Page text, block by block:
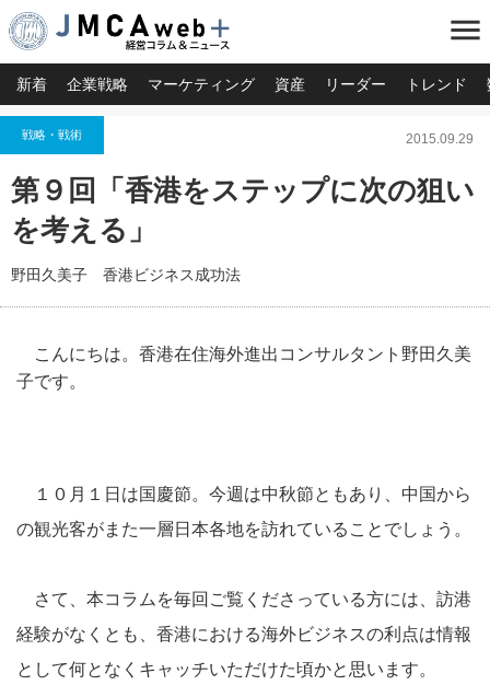
menu
新着 企業戦略 マーケティング 資産 リーダー トレンド
戦略・戦術 2015.09.29
第９回「香港をステップに次の狙い
を考える」
野田久美子 香港ビジネス成功法
こんにちは。香港在住海外進出コンサルタント野田久美
子です。
１０月１日は国慶節。今週は中秋節ともあり、中国から
の観光客がまた一層日本各地を訪れていることでしょう。
さて、本コラムを毎回ご覧くださっている方には、訪港
経験がなくとも、香港における海外ビジネスの利点は情報
として何となくキャッチいただけた頃かと思います。